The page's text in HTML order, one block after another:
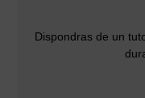
Dispondras de un